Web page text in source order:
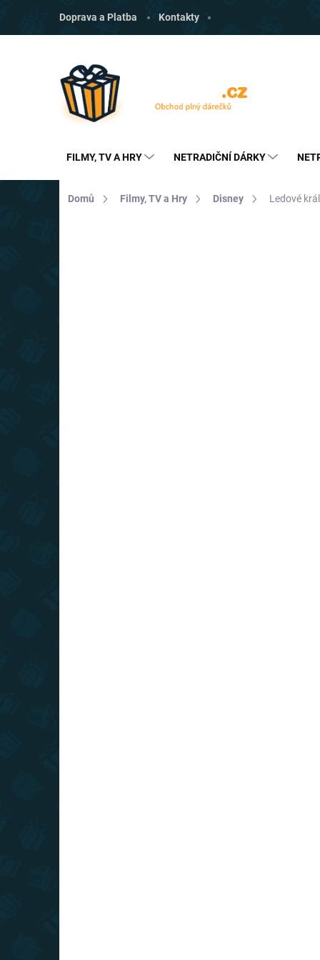
obsah
Doprava a Platba Kontakty
FILMY, TV A HRY NETRADIČNÍ DÁRKY
Domů Filmy, TV a Hry Disney Ledové